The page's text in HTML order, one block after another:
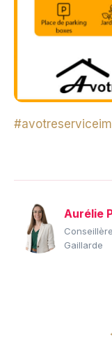
Aurélie
Gaillarde